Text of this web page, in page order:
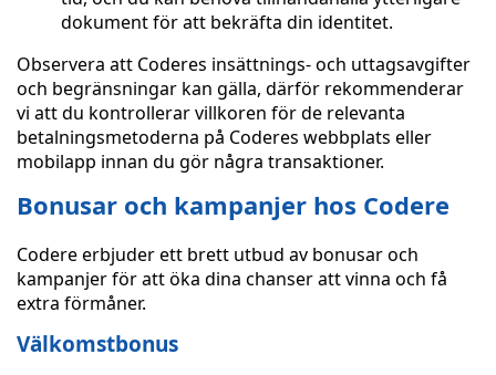
dokument för att bekräfta din identitet.
Observera att Coderes insättnings- och uttagsavgifter
och begränsningar kan gälla, därför rekommenderar
vi att du kontrollerar villkoren för de relevanta
betalningsmetoderna på Coderes webbplats eller
mobilapp innan du gör några transaktioner.
Bonusar och kampanjer hos Codere
Codere erbjuder ett brett utbud av bonusar och
kampanjer för att öka dina chanser att vinna och få
extra förmåner.
Välkomstbonus